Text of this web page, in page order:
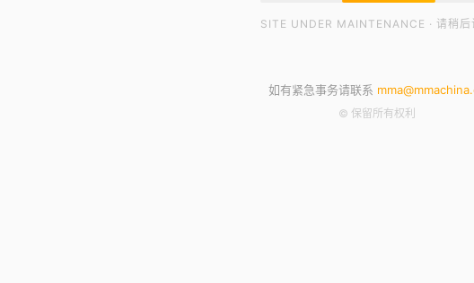
SITE UNDER MAINTENANCE · 请稍后
如有紧急事务请联系
© 保留所有权利